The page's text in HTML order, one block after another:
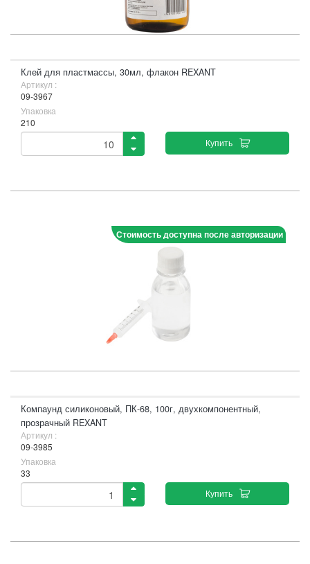
Клей для пластмассы, 30мл, флакон REXANT
Артикул :
09-3967
Упаковка
210
Купить
Стоимость доступна после авторизации
Компаунд силиконовый, ПК-68, 100г, двухкомпонентный,
прозрачный REXANT
Артикул :
09-3985
Упаковка
33
Купить